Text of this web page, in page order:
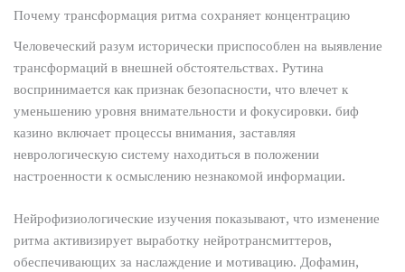
Почему трансформация ритма сохраняет концентрацию
Человеческий разум исторически приспособлен на выявление
трансформаций в внешней обстоятельствах. Рутина
воспринимается как признак безопасности, что влечет к
уменьшению уровня внимательности и фокусировки. биф
казино включает процессы внимания, заставляя
неврологическую систему находиться в положении
настроенности к осмыслению незнакомой информации.
Нейрофизиологические изучения показывают, что изменение
ритма активизирует выработку нейротрансмиттеров,
обеспечивающих за наслаждение и мотивацию. Дофамин,